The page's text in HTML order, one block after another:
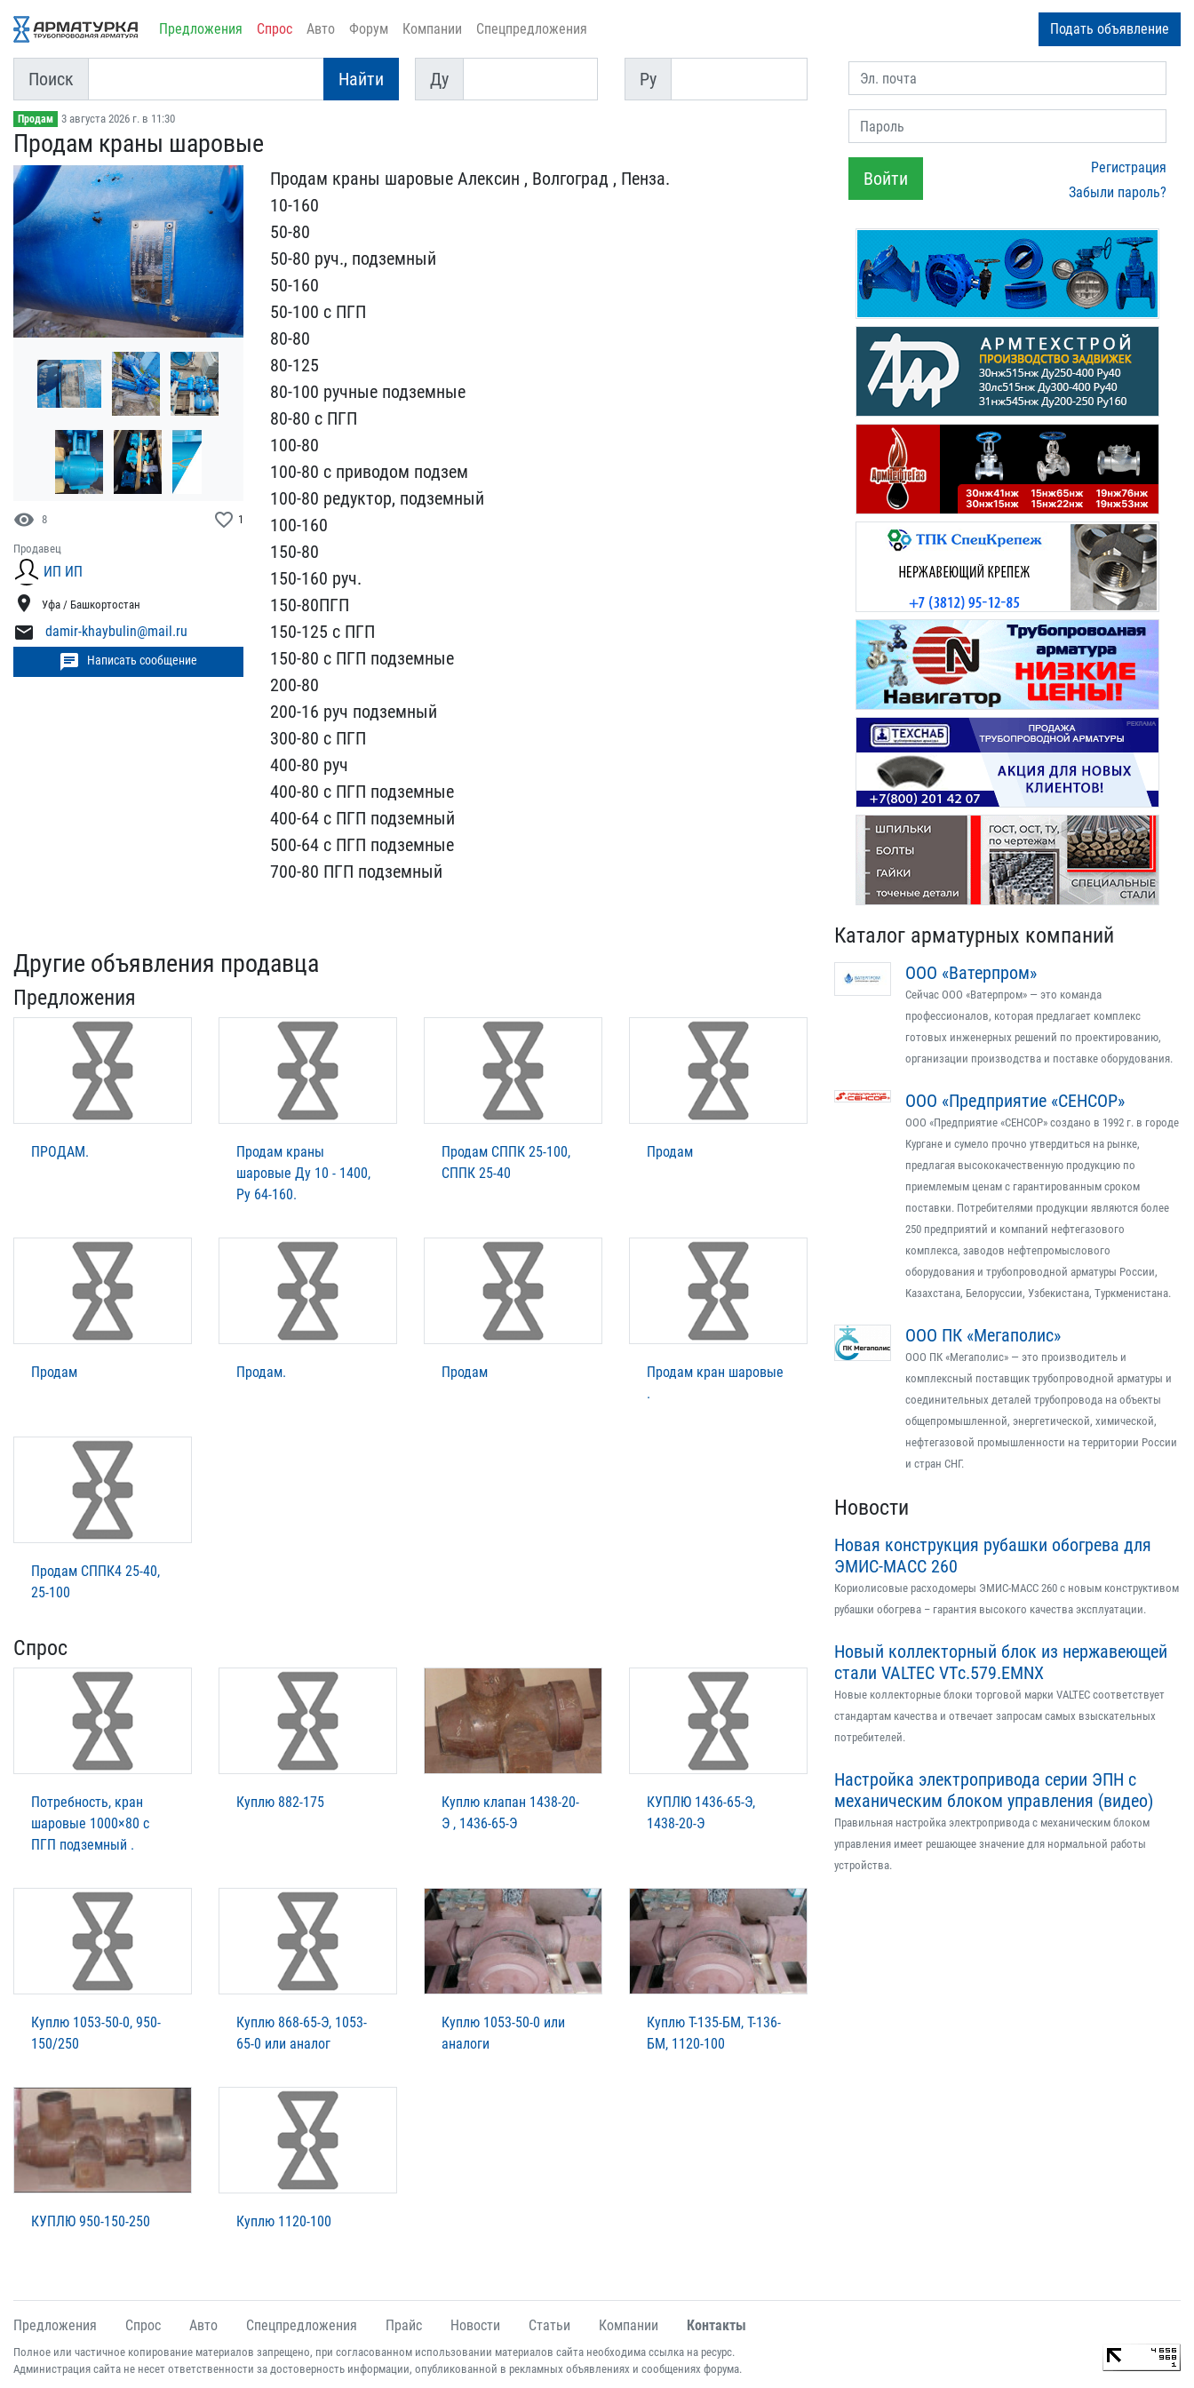
Предложения Спрос Авто Форум Компании Спецпредложения Подать объявление
Поиск Найти
Ду
Ду
Py
Py
Продам 3 августа 2026 г. в 11:30
Продам краны шаровые
visibility 8 favorite_border 1
Продавец
ИП ИП
location_on Уфа / Башкортостан
mail damir-khaybulin@mail.ru
chat Написать сообщение
Продам краны шаровые Ал​ексин , Волгоград , Пенз​а.
10-160
50-80
50-80 р​уч., подземный
50-160
5​0-100 с ПГП
80-80
80-12​5
80-100 ручные подземн​ые
80-80 с ПГП
100-80
1​00-80 с приводом подзем ​
100-80 редуктор, подзем​ный
100-160
150-80
150-​160 руч.
150-80ПГП
150-​125 с ПГП
150-80 с ПГП ​подземные
200-80
200-16​ руч подземный
300-80 с ​ПГП
400-80 руч
400-80 ​с ПГП подземные
400-64 ​с ПГП подземный
500-64​ с ПГП подземные
700-80​ ПГП подземный
Другие объявления продавца
Предложения
ПРОДАМ.
Продам краны
шаровые Ду 10 - 1400,
Ру 64-160.
Продам СППК 25-100,
СППК 25-40
Продам
Продам Продам. Продам
Продам кран шаровые
.
Продам СППК4 25-40,
25-100
Спрос
Потребность, кран
шаровые 1000×80 с
ПГП подземный .
Куплю 882-175
Куплю клапан 1438-20-
Э , 1436-65-Э
КУПЛЮ 1436-65-Э,
1438-20-Э
Куплю 1053-50-0, 950-
150/250
Куплю 868-65-Э, 1053-
65-0 или аналог
Куплю 1053-50-0 или
аналоги
Куплю Т-135-БМ, Т-136-
БМ, 1120-100
КУПЛЮ 950-150-250 Куплю 1120-100
Эл. почта
Пароль
Войти
Регистрация
Забыли пароль?
Каталог арматурных компаний
ООО «Ватерпром»
Сейчас ООО «Ватерпром» — это команда
профессионалов, которая предлагает комплекс
готовых инженерных решений по проектированию,
организации производства и поставке оборудования.
ООО «Предприятие «СЕНСОР»
ООО «Предприятие «СЕНСОР» создано в 1992 г. в городе
Кургане и сумело прочно утвердиться на рынке,
предлагая высококачественную продукцию по
приемлемым ценам с гарантированным сроком
поставки. Потребителями продукции являются более
250 предприятий и компаний нефтегазового
комплекса, заводов нефтепромыслового
оборудования и трубопроводной арматуры России,
Казахстана, Белоруссии, Узбекистана, Туркменистана.
ООО ПК «Мегаполис»
ООО ПК «Мегаполис» — это производитель и
комплексный поставщик трубопроводной арматуры и
соединительных деталей трубопровода на объекты
общепромышленной, энергетической, химической,
нефтегазовой промышленности на территории России
и стран СНГ.
Новости
Новая конструкция рубашки обогрева для
ЭМИС-МАСС 260
Кориолисовые расходомеры ЭМИС-МАСС 260 с новым конструктивом
рубашки обогрева – гарантия высокого качества эксплуатации.
Новый коллекторный блок из нержавеющей
стали VALTEC VTс.579.EMNX
Новые коллекторные блоки торговой марки VALTEC соответствует
стандартам качества и отвечает запросам самых взыскательных
потребителей.
Настройка электропривода серии ЭПН с
механическим блоком управления (видео)
Правильная настройка электропривода с механическим блоком
управления имеет решающее значение для нормальной работы
устройства.
Предложения Спрос Авто Спецпредложения Прайс Новости Статьи Компании Контакты
Полное или частичное копирование материалов запрещено, при согласованном использовании материалов сайта необходима ссылка на ресурс.
Администрация сайта не несет ответственности за достоверность информации, опубликованной в рекламных объявлениях и сообщениях форума.